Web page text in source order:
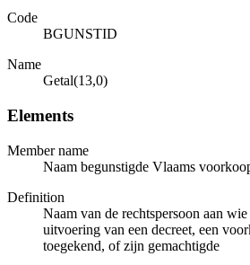
Code
BGUNSTID
Name
Getal(13,0)
Elements
Member name
Naam begunstigde Vlaams
Definition
Naam van de rechtspersoon aan
uitvoering van een decreet, een
toegekend, of zijn gemachtigde